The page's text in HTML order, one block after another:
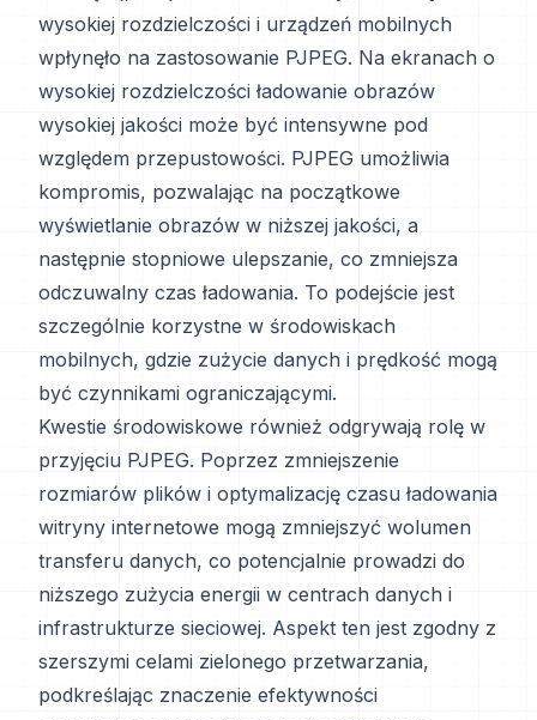
wysokiej rozdzielczości i urządzeń mobilnych
wpłynęło na zastosowanie PJPEG. Na ekranach o
wysokiej rozdzielczości ładowanie obrazów
wysokiej jakości może być intensywne pod
względem przepustowości. PJPEG umożliwia
kompromis, pozwalając na początkowe
wyświetlanie obrazów w niższej jakości, a
następnie stopniowe ulepszanie, co zmniejsza
odczuwalny czas ładowania. To podejście jest
szczególnie korzystne w środowiskach
mobilnych, gdzie zużycie danych i prędkość mogą
być czynnikami ograniczającymi.
Kwestie środowiskowe również odgrywają rolę w
przyjęciu PJPEG. Poprzez zmniejszenie
rozmiarów plików i optymalizację czasu ładowania
witryny internetowe mogą zmniejszyć wolumen
transferu danych, co potencjalnie prowadzi do
niższego zużycia energii w centrach danych i
infrastrukturze sieciowej. Aspekt ten jest zgodny z
szerszymi celami zielonego przetwarzania,
podkreślając znaczenie efektywności